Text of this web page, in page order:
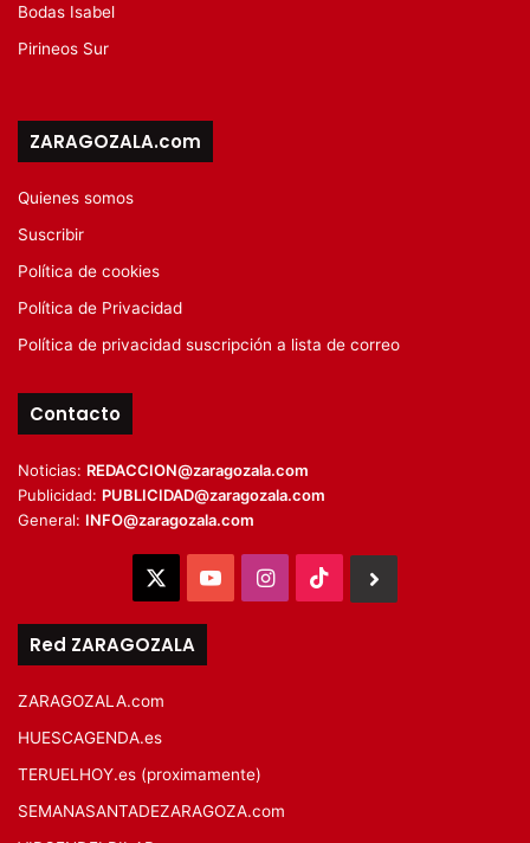
Bodas Isabel
Pirineos Sur
ZARAGOZALA.com
Quienes somos
Suscribir
Política de cookies
Política de Privacidad
Política de privacidad suscripción a lista de correo
Contacto
Noticias: REDACCION@zaragozala.com
Publicidad: PUBLICIDAD@zaragozala.com
General: INFO@zaragozala.com
YouTubeInstagram
TikTok
Red ZARAGOZALA
ZARAGOZALA.com
HUESCAGENDA.es
TERUELHOY.es (proximamente)
SEMANASANTADEZARAGOZA.com